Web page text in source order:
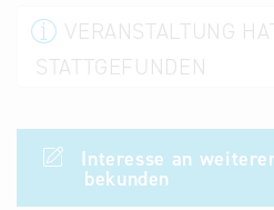
Treffen Sie uns am
Infostand
VERANSTALTUNG
STATTGEFUNDEN
Interesse an
bekunden